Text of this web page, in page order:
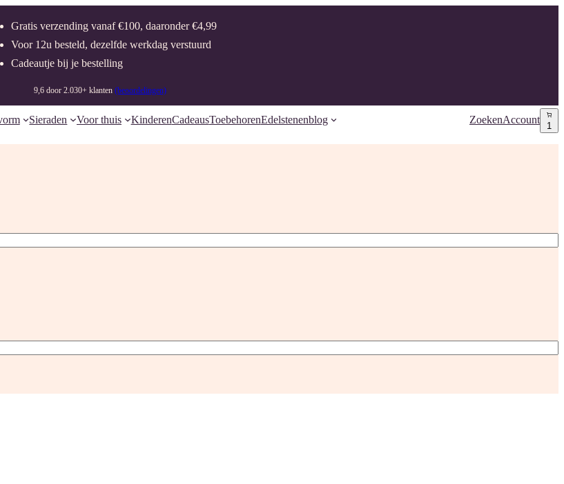
Gratis verzending vanaf €100, daaronder €4,99
Voor 12u besteld, dezelfde werkdag verstuurd
Cadeautje bij je bestelling
9,6 door 2.030+ klanten (beoordelingen)
Sieraden Voor thuis KinderenCadeausToebehorenEdelstenenblog ZoekenAccount
1